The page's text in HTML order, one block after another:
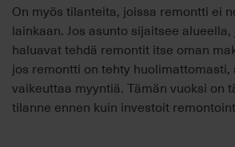
On myös tilanteita, joissa remontti ei
lainkaan. Jos asunto sijaitsee
haluavat tehdä remontit itse oman
jos remontti on tehty huolimattomasti,
vaikeuttaa myyntiä. Tämän vuoksi on
tilanne ennen kuin investoit